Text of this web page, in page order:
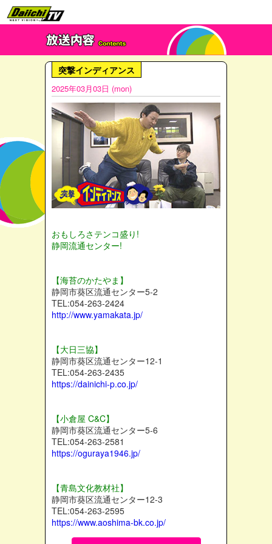
突撃インディアンス
2025年03月03日 (mon)
おもしろさテンコ盛り!
静岡流通センター!
【海苔のかたやま】
静岡市葵区流通センター5-2
TEL:054-263-2424
http://www.yamakata.jp/
【大日三協】
静岡市葵区流通センター12-1
TEL:054-263-2435
https://dainichi-p.co.jp/
【小倉屋 C&C】
静岡市葵区流通センター5-6
TEL:054-263-2581
https://oguraya1946.jp/
【青島文化教材社】
静岡市葵区流通センター12-3
TEL:054-263-2595
https://www.aoshima-bk.co.jp/